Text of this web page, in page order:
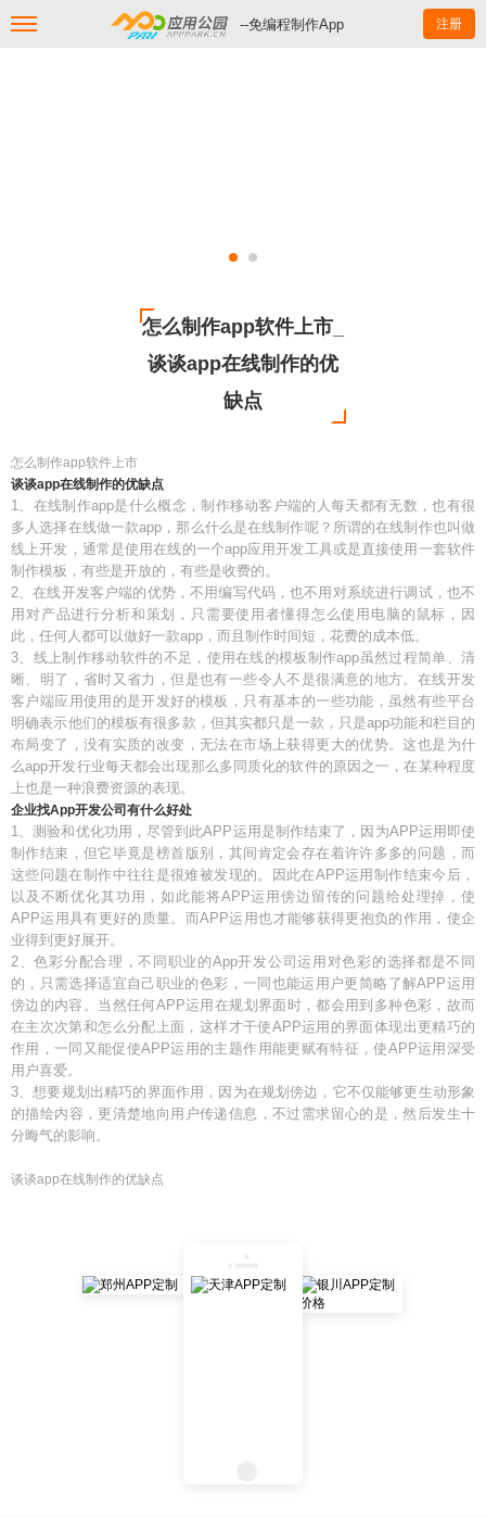
--免编程制作App 注册
怎么制作app软件上市_
谈谈app在线制作的优
缺点
怎么制作app软件上市
谈谈app在线制作的优缺点
1、在线制作app是什么概念，制作移动客户端的人每天都有无数，也有很
多人选择在线做一款app，那么什么是在线制作呢？所谓的在线制作也叫做
线上开发，通常是使用在线的一个app应用开发工具或是直接使用一套软件
制作模板，有些是开放的，有些是收费的。
2、在线开发客户端的优势，不用编写代码，也不用对系统进行调试，也不
用对产品进行分析和策划，只需要使用者懂得怎么使用电脑的鼠标，因
此，任何人都可以做好一款app，而且制作时间短，花费的成本低。
3、线上制作移动软件的不足，使用在线的模板制作app虽然过程简单、清
晰、明了，省时又省力，但是也有一些令人不是很满意的地方。在线开发
客户端应用使用的是开发好的模板，只有基本的一些功能，虽然有些平台
明确表示他们的模板有很多款，但其实都只是一款，只是app功能和栏目的
布局变了，没有实质的改变，无法在市场上获得更大的优势。这也是为什
么app开发行业每天都会出现那么多同质化的软件的原因之一，在某种程度
上也是一种浪费资源的表现。
企业找App开发公司有什么好处
1、测验和优化功用，尽管到此APP运用是制作结束了，因为APP运用即使
制作结束，但它毕竟是榜首版别，其间肯定会存在着许许多多的问题，而
这些问题在制作中往往是很难被发现的。因此在APP运用制作结束今后，
以及不断优化其功用，如此能将APP运用傍边留传的问题给处理掉，使
APP运用具有更好的质量。而APP运用也才能够获得更抱负的作用，使企
业得到更好展开。
2、色彩分配合理，不同职业的App开发公司运用对色彩的选择都是不同
的，只需选择适宜自己职业的色彩，一同也能运用户更简略了解APP运用
傍边的内容。当然任何APP运用在规划界面时，都会用到多种色彩，故而
在主次次第和怎么分配上面，这样才干使APP运用的界面体现出更精巧的
作用，一同又能促使APP运用的主题作用能更赋有特征，使APP运用深受
用户喜爱。
3、想要规划出精巧的界面作用，因为在规划傍边，它不仅能够更生动形象
的描绘内容，更清楚地向用户传递信息，不过需求留心的是，然后发生十
分晦气的影响。
谈谈app在线制作的优缺点